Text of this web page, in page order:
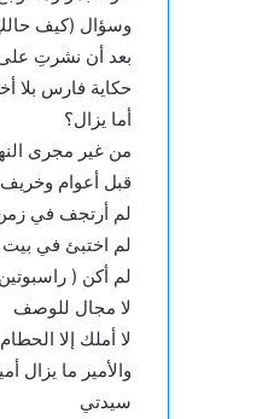
وسؤال (كيف
بعد أن نشرتِ
حكاية فارس بلا
أما يزال؟
من غير مجرى
قبل أعوام
لم أرتجف في زمن
لم اختبئ في بيت
لم أكن (
لا مجال للوصف
لا أملك إلا
والأمير ما يزال
سيدتي